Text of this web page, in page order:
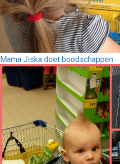
Mama Jiska doet boodschappen